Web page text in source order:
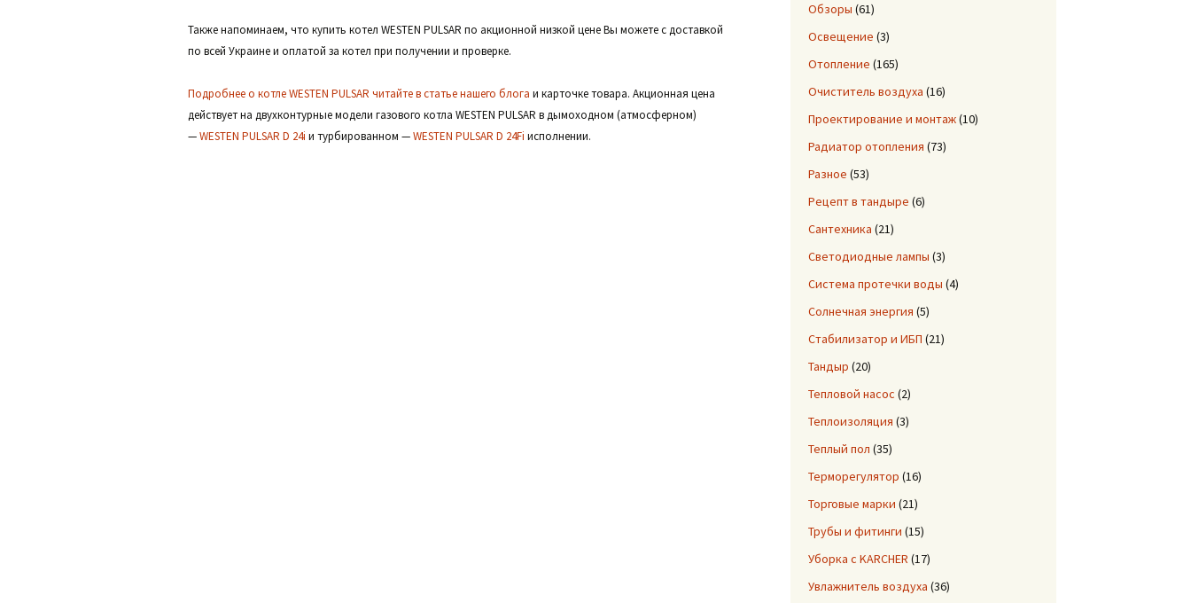
Также напоминаем, что купить котел WESTEN PULSAR по акционной низкой цене Вы можете с доставкой
по всей Украине и оплатой за котел при получении и проверке.
Подробнее о котле WESTEN PULSAR читайте в статье нашего блога и карточке товара. Акционная цена
действует на двухконтурные модели газового котла WESTEN PULSAR в дымоходном (атмосферном)
—WESTEN PULSAR D 24i и турбированном —WESTEN PULSAR D 24Fi исполнении.
Обзоры (61)
Освещение (3)
Отопление (165)
Очиститель воздуха (16)
Проектирование и монтаж(10)
Радиатор отопления (73)
Разное (53)
Рецепт в тандыре (6)
Сантехника (21)
Светодиодные лампы (3)
Система протечки воды (4)
Солнечная энергия (5)
Стабилизатор и ИБП (21)
Тандыр (20)
Тепловой насос (2)
Теплоизоляция (3)
Теплый пол (35)
Терморегулятор (16)
Торговые марки (21)
Трубы и фитинги (15)
Уборка с KARCHER (17)
Увлажнитель воздуха (36)